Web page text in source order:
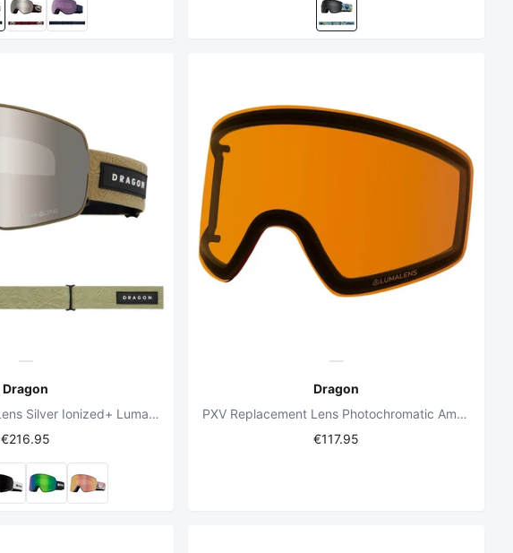
Dragon
NFX2 Earth LumaLens Silver Ionized+ LumaLens Amber Snowboard Goggles
€216.95
Dragon
PXV Replacement Lens Photochromatic Amber
€117.95